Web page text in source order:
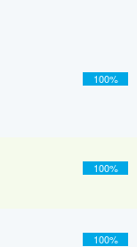
100%
100%
100%